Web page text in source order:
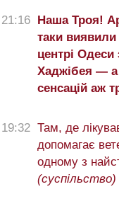
21:16
Наша Троя!
таки
центрі
Хаджібея — а
сенсацій аж
19:32 Там, де
допомагає
одному з
(суспільство)